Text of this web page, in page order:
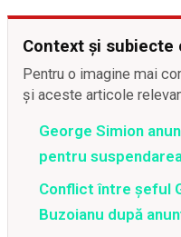
Context și subiecte
Pentru o imagine mai
și aceste articole
George Simion
pentru
Conflict între şeful
Buzoianu după